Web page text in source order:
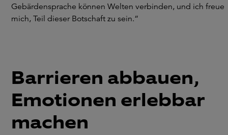
Gebärdensprache können Welten verbinden, und ich freue
mich, Teil dieser Botschaft zu sein.“
Barrieren abbauen,
Emotionen erlebbar
machen